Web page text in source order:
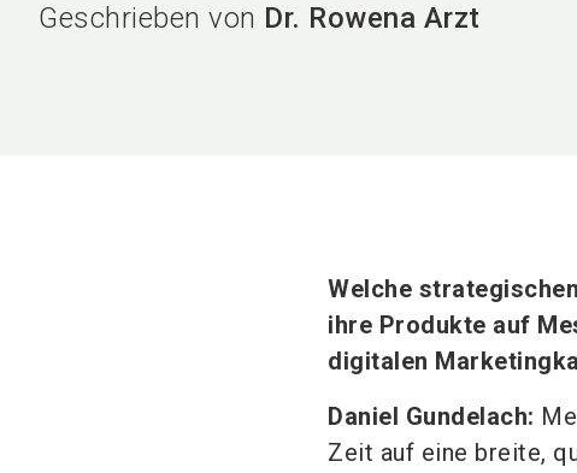
Geschrieben von Dr. Rowena Arzt
Welche
ihre Produkte auf
digitalen
Daniel Gundelach:
Zeit auf eine breite,